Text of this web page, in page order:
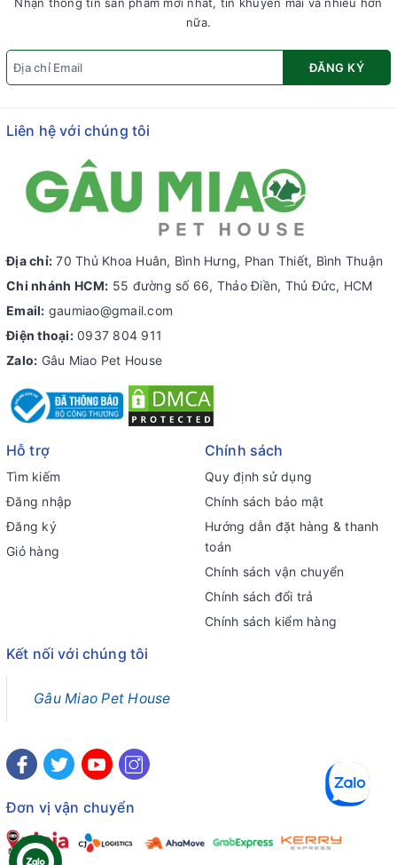
Nhận thông tin sản phẩm mới nhất, tin khuyến mãi và nhiều hơn
nữa.
ĐĂNG KÝ
Liên hệ với chúng tôi
Địa chỉ: 70 Thủ Khoa Huân, Bình Hưng, Phan Thiết, Bình Thuận
Chi nhánh HCM: 55 đường số 66, Thảo Điền, Thủ Đức, HCM
Email: gaumiao@gmail.com
Điện thoại: 0937 804 911
Zalo: Gâu Miao Pet House
Hỗ trợ
Tìm kiếm
Đăng nhập
Đăng ký
Giỏ hàng
Chính sách
Quy định sử dụng
Chính sách bảo mật
Hướng dẫn đặt hàng & thanh
toán
Chính sách vận chuyển
Chính sách đổi trả
Chính sách kiểm hàng
Kết nối với chúng tôi
Gâu Miao Pet House
Đơn vị vận chuyển